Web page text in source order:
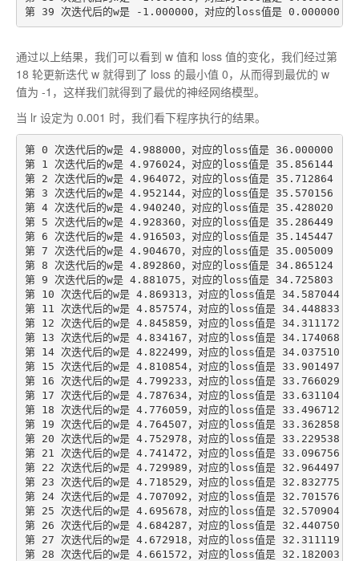
通过以上结果，我们可以看到 w 值和 loss 值的变化，我们经过第
18 轮更新迭代 w 就得到了 loss 的最小值 0，从而得到最优的 w
值为 -1，这样我们就得到了最优的神经网络模型。
当 lr 设定为 0.001 时，我们看下程序执行的结果。
第 0 次迭代后的w是 4.988000，对应的loss值是 36.000000
第 1 次迭代后的w是 4.976024，对应的loss值是 35.856144
第 2 次迭代后的w是 4.964072，对应的loss值是 35.712864
第 3 次迭代后的w是 4.952144，对应的loss值是 35.570156
第 4 次迭代后的w是 4.940240，对应的loss值是 35.428020
第 5 次迭代后的w是 4.928360，对应的loss值是 35.286449
第 6 次迭代后的w是 4.916503，对应的loss值是 35.145447
第 7 次迭代后的w是 4.904670，对应的loss值是 35.005009
第 8 次迭代后的w是 4.892860，对应的loss值是 34.865124
第 9 次迭代后的w是 4.881075，对应的loss值是 34.725803
第 10 次迭代后的w是 4.869313，对应的loss值是 34.587044
第 11 次迭代后的w是 4.857574，对应的loss值是 34.448833
第 12 次迭代后的w是 4.845859，对应的loss值是 34.311172
第 13 次迭代后的w是 4.834167，对应的loss值是 34.174068
第 14 次迭代后的w是 4.822499，对应的loss值是 34.037510
第 15 次迭代后的w是 4.810854，对应的loss值是 33.901497
第 16 次迭代后的w是 4.799233，对应的loss值是 33.766029
第 17 次迭代后的w是 4.787634，对应的loss值是 33.631104
第 18 次迭代后的w是 4.776059，对应的loss值是 33.496712
第 19 次迭代后的w是 4.764507，对应的loss值是 33.362858
第 20 次迭代后的w是 4.752978，对应的loss值是 33.229538
第 21 次迭代后的w是 4.741472，对应的loss值是 33.096756
第 22 次迭代后的w是 4.729989，对应的loss值是 32.964497
第 23 次迭代后的w是 4.718529，对应的loss值是 32.832775
第 24 次迭代后的w是 4.707092，对应的loss值是 32.701576
第 25 次迭代后的w是 4.695678，对应的loss值是 32.570904
第 26 次迭代后的w是 4.684287，对应的loss值是 32.440750
第 27 次迭代后的w是 4.672918，对应的loss值是 32.311119
第 28 次迭代后的w是 4.661572，对应的loss值是 32.182003